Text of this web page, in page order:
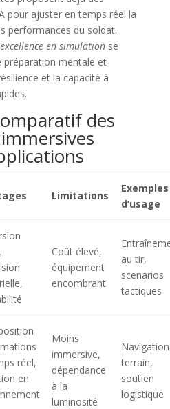
pour ajuster en temps réel la
performances du soldat.
excellence en simulationse
préparation mentale et
et la capacité à
des
Limitations
Exemples
d’usage
Coût élevé,
équipement
encombrant
au tir,
scenarios
tactiques
réel,
en
Moins
immersive,
dépendance
à la
luminosité
Navigation
terrain,
soutien
logistique